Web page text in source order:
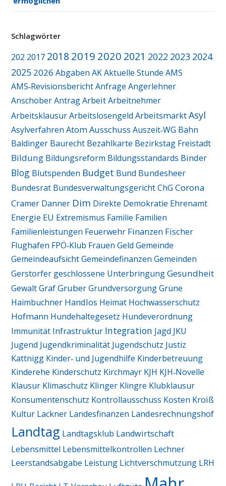
Schlagwörter
202 2017 2018 2019 2020 2021 2022 2023 2024
2025 2026 Abgaben AK Aktuelle Stunde AMS
AMS‑Revisionsbericht Anfrage Angerlehner
Anschober Antrag Arbeit Arbeitnehmer
Arbeitsklausur Arbeitslosengeld ArbeitsmarktAsyl
Asylverfahren Atom Ausschuss Auszeit‑WG Bahn
Baldinger Baurecht Bezahlkarte Bezirkstag Freistadt
Bildung Bildungsreform Bildungsstandards Binder
Blog Blutspenden Budget Bund Bundesheer
Bundesrat Bundesverwaltungsgericht ChG Corona
Cramer Danner Dim Direkte Demokratie Ehrenamt
Energie EU Extremismus Familie Familien
Familienleistungen Feuerwehr Finanzen Fischer
Flughafen FPÖ‑Klub Frauen Geld Gemeinde
Gemeindeaufsicht Gemeindefinanzen Gemeinden
Gerstorfer geschlossene Unterbringung Gesundheit
Gewalt GrafGruber Grundversorgung Grüne
Haimbuchner Handlos Heimat Hochwasserschutz
Hofmann Hundehaltegesetz Hundeverordnung
Immunität Infrastruktur Integration Jagd JKU
Jugend Jugendkriminalität Jugendschutz Justiz
Kattnigg Kinder‑ und Jugendhilfe Kinderbetreuung
Kinderehe Kinderschutz Kirchmayr KJH KJH‑Novelle
Klausur Klimaschutz Klinger Klingre Klubklausur
Konsumentenschutz Kontrollausschuss Kosten Kroiß
Kultur Lackner Landesfinanzen Landesrechnungshof
Landtag Landtagsklub Landwirtschaft
Lebensmittel Lebensmittelkontrollen Lechner
Leerstandsabgabe Leistung Lichtverschmutzung LRH